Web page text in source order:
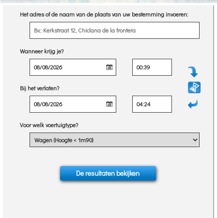
Het adres of de naam van de plaats van uw bestemming invoeren:
Wanneer krijg je?
Bij het verlaten?
Voor welk voertuigtype?